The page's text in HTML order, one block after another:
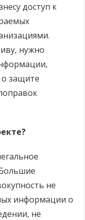
доступ к
нужно
защите
не
информации о
не